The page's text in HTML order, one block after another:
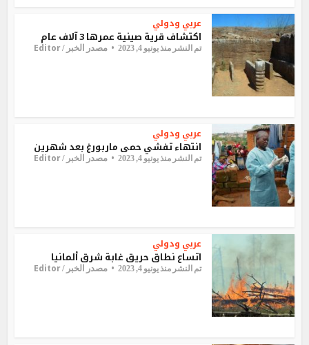
عربي ودولي
اكتشاف قرية صينية عمرها 3 آلاف عام
تم النشر منذ يونيو 4, 2023 مصدر الخبر /Editor
عربي ودولي
انتهاء تفشي حمى ماربورغ بعد شهرين
تم النشر منذ يونيو 4, 2023 مصدر الخبر /Editor
عربي ودولي
اتساع نطاق حريق غابة شرق ألمانيا
تم النشر منذ يونيو 4, 2023 مصدر الخبر /Editor